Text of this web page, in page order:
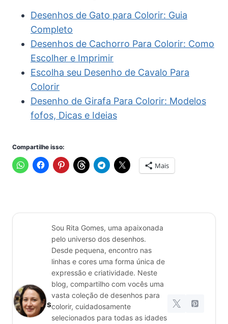
Desenhos de Gato para Colorir: Guia
Completo
Desenhos de Cachorro Para Colorir: Como
Escolher e Imprimir
Escolha seu Desenho de Cavalo Para
Colorir
Desenho de Girafa Para Colorir: Modelos
fofos, Dicas e Ideias
Compartilhe isso:
Mais
Rita
Gomes
Sou Rita Gomes, uma apaixonada
pelo universo dos desenhos.
Desde pequena, encontro nas
linhas e cores uma forma única de
expressão e criatividade. Neste
blog, compartilho com vocês uma
vasta coleção de desenhos para
colorir, cuidadosamente
selecionados para todas as idades